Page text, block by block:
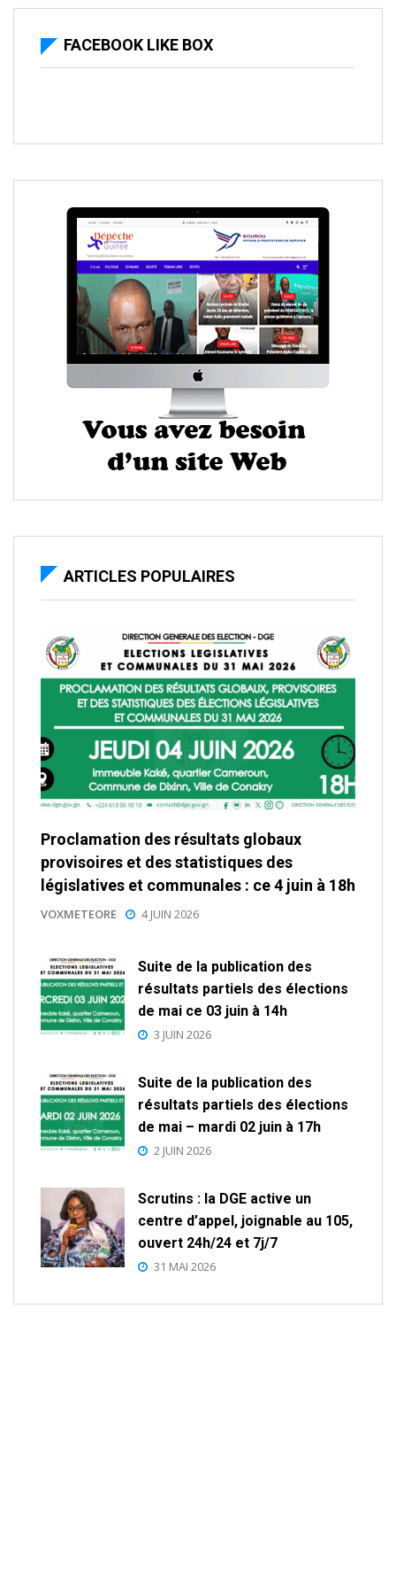
FACEBOOK LIKE BOX
ARTICLES POPULAIRES
Proclamation des résultats globaux
provisoires et des statistiques des
législatives et communales : ce 4 juin à 18h
VOXMETEORE 4 JUIN 2026
Suite de la publication des
résultats partiels des élections
de mai ce 03 juin à 14h
3 JUIN 2026
Suite de la publication des
résultats partiels des élections
de mai – mardi 02 juin à 17h
2 JUIN 2026
Scrutins : la DGE active un
centre d’appel, joignable au 105,
ouvert 24h/24 et 7j/7
31 MAI 2026